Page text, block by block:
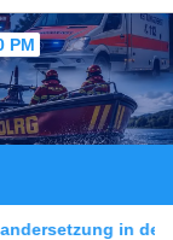
PM
Mann